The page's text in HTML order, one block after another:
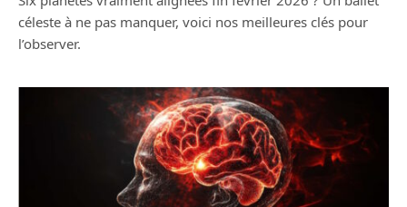
céleste à ne pas manquer, voici nos meilleures clés pour
l’observer.